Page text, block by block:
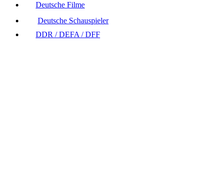
Deutsche Filme
Deutsche Schauspieler
DDR / DEFA / DFF